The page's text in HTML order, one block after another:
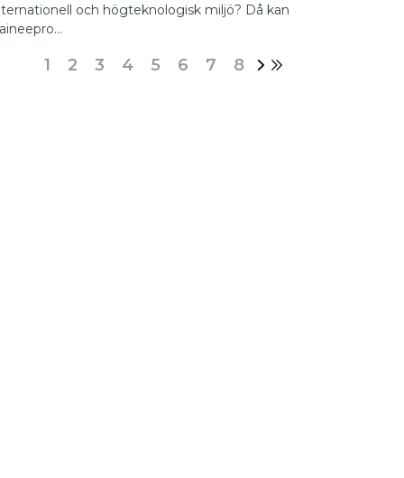
och högteknologisk miljö? Då kan
1 2 3 4 5 6 7 8